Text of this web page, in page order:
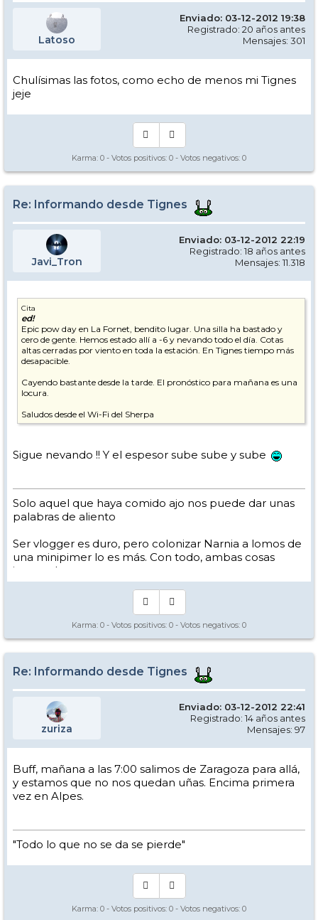
Latoso
Enviado: 03-12-2012 19:38
Registrado: 20 años antes
Mensajes: 301
Chulísimas las fotos, como echo de menos mi Tignes
jeje
Karma: 0 - Votos positivos: 0 - Votos negativos: 0
Re: Informando desde Tignes
Javi_Tron
Enviado: 03-12-2012 22:19
Registrado: 18 años antes
Mensajes: 11.318
Cita
ed!
Epic pow day en La Fornet, bendito lugar. Una silla ha bastado y
cero de gente. Hemos estado allí a -6 y nevando todo el día. Cotas
altas cerradas por viento en toda la estación. En Tignes tiempo más
desapacible.
Cayendo bastante desde la tarde. El pronóstico para mañana es una
locura.
Saludos desde el Wi-Fi del Sherpa
Sigue nevando !! Y el espesor sube sube y sube
Solo aquel que haya comido ajo nos puede dar unas
palabras de aliento
Ser vlogger es duro, pero colonizar Narnia a lomos de
una minipimer lo es más. Con todo, ambas cosas
intento hacer.
Yo hago esquí extremo : voy de extremo a extremo
Los caminos del esquí son inescrotables ...
Karma: 0 - Votos positivos: 0 - Votos negativos: 0
Re: Informando desde Tignes
zuriza
Enviado: 03-12-2012 22:41
Registrado: 14 años antes
Mensajes: 97
Buff, mañana a las 7:00 salimos de Zaragoza para allá,
y estamos que no nos quedan uñas. Encima primera
vez en Alpes.
"Todo lo que no se da se pierde"
Karma: 0 - Votos positivos: 0 - Votos negativos: 0